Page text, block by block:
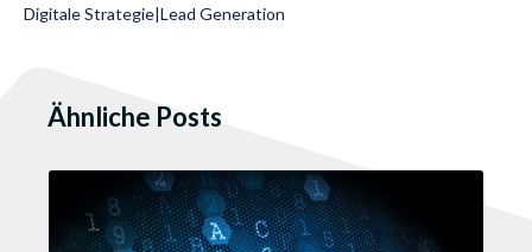
Digitale Strategie|Lead Generation
Ähnliche Posts